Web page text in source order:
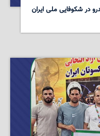
در شکوفایی ملی ایران